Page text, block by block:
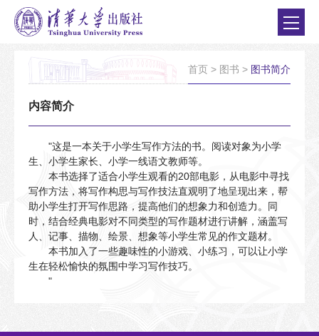
首页 > 图书 > 图书简介
内容简介
"这是一本关于小学生写作方法的书。阅读对象为小学
生、小学生家长、小学一线语文教师等。
本书选择了适合小学生观看的20部电影，从电影中寻找
写作方法，将写作构思与写作技法直观明了地呈现出来，帮
助小学生打开写作思路，提高他们的想象力和创造力。同
时，结合经典电影对不同类型的写作题材进行讲解，涵盖写
人、记事、描物、绘景、想象等小学生常见的作文题材。
本书加入了一些趣味性的小游戏、小练习，可以让小学
生在轻松愉快的氛围中学习写作技巧。
"